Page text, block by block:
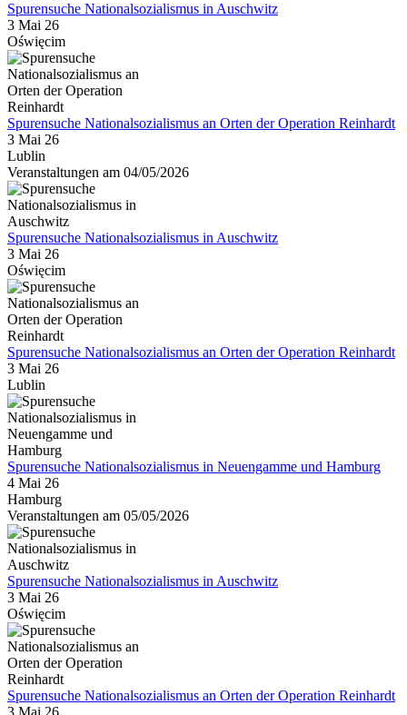
Spurensuche Nationalsozialismus in Auschwitz
3 Mai 26
Oświęcim
Spurensuche Nationalsozialismus an Orten der Operation Reinhardt
3 Mai 26
Lublin
Veranstaltungen am 04/05/2026
Spurensuche Nationalsozialismus in Auschwitz
3 Mai 26
Oświęcim
Spurensuche Nationalsozialismus an Orten der Operation Reinhardt
3 Mai 26
Lublin
Spurensuche Nationalsozialismus in Neuengamme und Hamburg
4 Mai 26
Hamburg
Veranstaltungen am 05/05/2026
Spurensuche Nationalsozialismus in Auschwitz
3 Mai 26
Oświęcim
Spurensuche Nationalsozialismus an Orten der Operation Reinhardt